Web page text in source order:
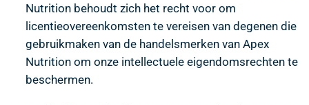
Nutrition behoudt zich het recht voor om
licentieovereenkomsten te vereisen van degenen die
gebruikmaken van de handelsmerken van Apex
Nutrition om onze intellectuele eigendomsrechten te
beschermen.